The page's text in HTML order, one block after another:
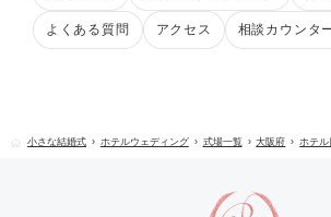
よくある質問 アクセス 相談カウンタ
小さな結婚式 ホテルウェディング 式場一覧 大阪府 ホテル